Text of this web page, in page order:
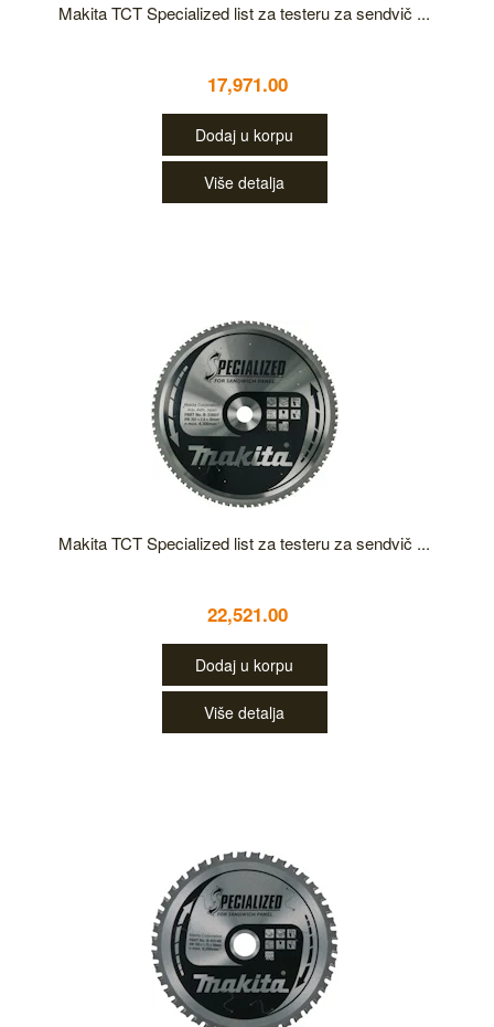
Makita TCT Specialized list za testeru za sendvič ...
17,971.00
Dodaj u korpu
Više detalja
Makita TCT Specialized list za testeru za sendvič ...
22,521.00
Dodaj u korpu
Više detalja